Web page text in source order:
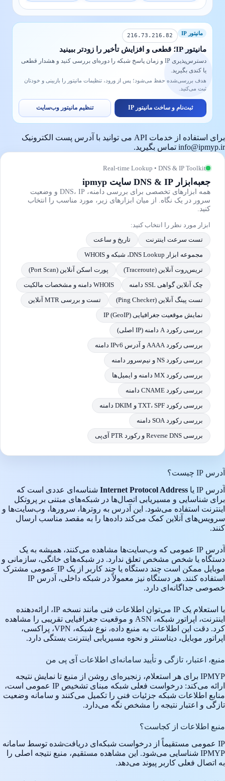
مانیتور IP 216.73.216.82
مانیتور IP؛ قطعی و افزایش تأخیر را زودتر ببینید
دسترس‌پذیری IP و زمان پاسخ شبکه را دوره‌ای بررسی کنید و هشدار قطعی
یا کندی بگیرید.
هدف بررسی‌شده حفظ می‌شود؛ پس از ورود، تنظیمات مانیتور را بازبینی و خودتان
ثبت می‌کنید.
ثبت‌نام و ساخت مانیتور IP تنظیم مانیتور وب‌سایت
برای استفاده از خدمات API می توانید با آدرس پست الکترونیک
info@ipmyp.ir تماس بگیرید.
Real-time Lookup • DNS & IP Toolkit
جعبه‌ابزار DNS & IP سایت ipmyp
همه ابزارهای تخصصی برای بررسی دامنه، DNS، IP و وضعیت
سرور در یک نگاه. از میان ابزارهای زیر، مورد مناسب را انتخاب
کنید.
ابزار مورد نظر را انتخاب کنید:
تست سرعت اینترنت
تاریخ و ساعت
مجموعه ابزار DNS Lookup، شبکه و WHOIS
تریس‌روت آنلاین (Traceroute)
پورت اسکن آنلاین (Port Scan)
چک آنلاین گواهی SSL دامنه
WHOIS دامنه و مشخصات مالکیت
تست پینگ آنلاین (Ping Checker)
تست و بررسی MTR آنلاین
نمایش موقعیت جغرافیایی IP (GeoIP)
بررسی رکورد A دامنه (IP اصلی)
بررسی رکورد AAAA و آدرس IPv6 دامنه
بررسی رکورد NS و نیم‌سرور دامنه
بررسی رکورد MX دامنه و ایمیل‌ها
بررسی رکورد CNAME دامنه
بررسی رکورد TXT، SPF و DKIM دامنه
بررسی رکورد SOA دامنه
بررسی Reverse DNS و رکورد PTR آی‌پی
آدرس IP چیست؟
آدرس IP یا
Internet Protocol Address شناسه‌ای عددی است که
برای شناسایی و مسیریابی اتصال‌ها در شبکه‌های مبتنی بر پروتکل
اینترنت استفاده می‌شود. این آدرس به روترها، سرورها، وب‌سایت‌ها و
سرویس‌های آنلاین کمک می‌کند داده‌ها را به مقصد مناسب ارسال
کنند.
آدرس IP عمومی که وب‌سایت‌ها مشاهده می‌کنند، همیشه به یک
دستگاه یا شخص مشخص تعلق ندارد. در شبکه‌های خانگی، سازمانی و
موبایل ممکن است چند دستگاه یا چند کاربر از یک IP عمومی مشترک
استفاده کنند. هر دستگاه نیز معمولاً در شبکه داخلی، آدرس IP
خصوصی جداگانه‌ای دارد.
با استعلام یک IP می‌توان اطلاعات فنی مانند نسخه IP، ارائه‌دهنده
اینترنت، اپراتور شبکه، ASN و موقعیت جغرافیایی تقریبی را مشاهده
کرد. دقت این اطلاعات به منبع داده، نوع شبکه، VPN، پراکسی،
اپراتور موبایل، دیتاسنتر و نحوه مسیریابی اینترنت بستگی دارد.
منبع، اعتبار، تازگی و تأیید سامانه‌ای اطلاعات آی پی من
IPMYP برای هر استعلام، زنجیره‌ای روشن از منبع تا نمایش نتیجه
ارائه می‌کند: درخواست فعلی شبکه مبنای تشخیص IP عمومی است،
منابع اطلاعات شبکه جزئیات فنی را تکمیل می‌کنند و سامانه وضعیت
تازگی و اعتبار نتیجه را مشخص نگه می‌دارد.
منبع اطلاعات از کجاست؟
IP عمومی مستقیماً از درخواست شبکه‌ای دریافت‌شده توسط سامانه
IPMYP شناسایی می‌شود. این مشاهده مستقیم، منبع نتیجه اصلی را
به اتصال فعلی کاربر پیوند می‌دهد.